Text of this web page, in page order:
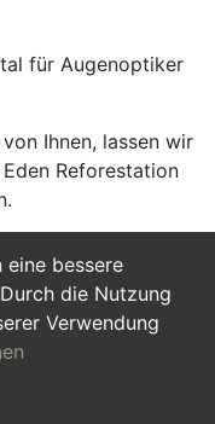
eine bessere
die Nutzung
Verwendung
für Augenoptiker
Ihnen, lassen wir
Reforestation